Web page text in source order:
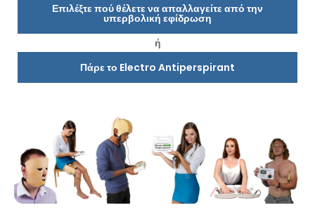
Επιλέξτε πού θέλετε να απαλλαγείτε από την
υπερβολική εφίδρωση
ή
Πάρε το Electro Antiperspirant